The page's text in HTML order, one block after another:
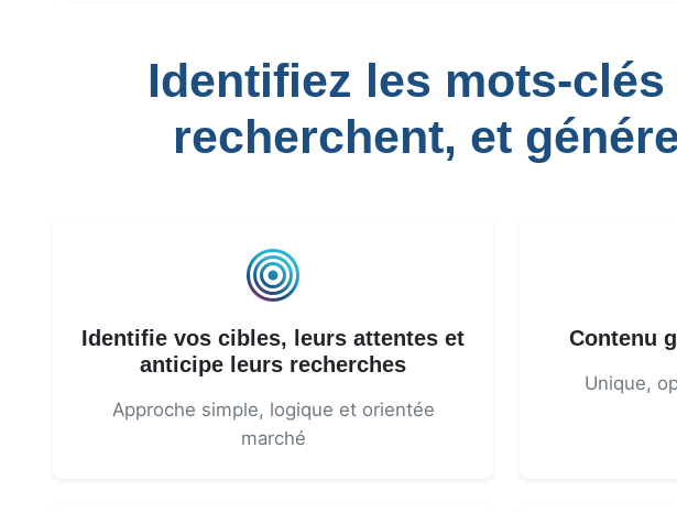
Identifiez les mots-
recherchent, et
Identifie vos cibles, leurs attentes et
anticipe leurs recherches
Approche simple, logique et orientée
marché
Contenu
Unique,